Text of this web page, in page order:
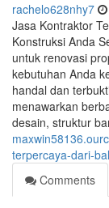
rachelo628nhy7
Jasa Kontraktor
Konstruksi Anda
untuk renovasi
kebutuhan Anda
handal dan
menawarkan
desain, struktur
terpercaya-dari-
Comments